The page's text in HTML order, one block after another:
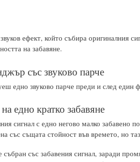
ефект, който събира оригиналния
на забавяне.
със звуково парче
едно звуково парче преди и след един
едно кратко забавяне
сигнал с едно негово малко забавено
със същата стойност във времето, но
събран със забавения сигнал, заради